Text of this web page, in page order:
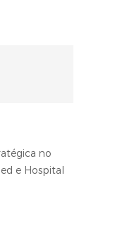
no
e Hospital